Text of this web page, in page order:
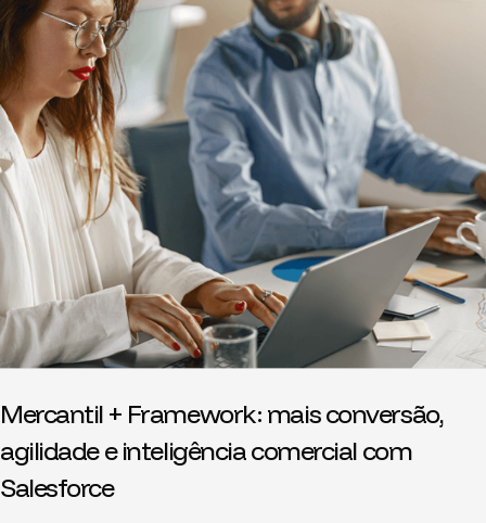
Mercantil + Framework: mais conversão,
agilidade e inteligência comercial com
Salesforce